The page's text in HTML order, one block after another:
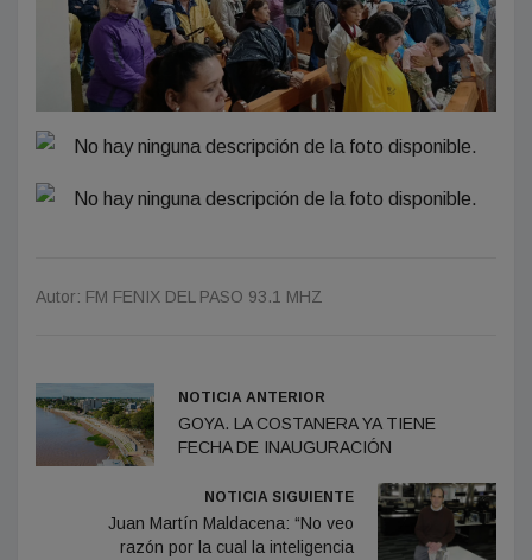
Autor: FM FENIX DEL PASO 93.1 MHZ
NOTICIA ANTERIOR
GOYA. LA COSTANERA YA TIENE
FECHA DE INAUGURACIÓN
NOTICIA SIGUIENTE
Juan Martín Maldacena: “No veo
razón por la cual la inteligencia